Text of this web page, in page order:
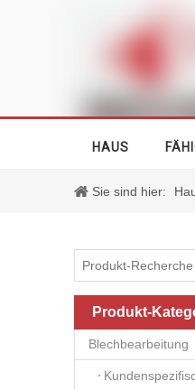
HAUS
Sie sind hier:
Produkt-
Blechbearbeitung